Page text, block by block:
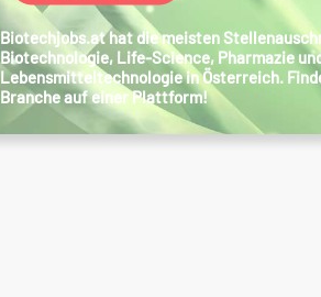
Biotechjobs.at hat die meisten
Biotechnologie, Life-Science, Pharmazie
Lebensmitteltechnologie in Österreich.
Branche auf einer Plattform!